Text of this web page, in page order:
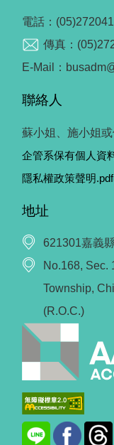
電話：
傳真：
E-Mail：
聯絡人
蘇小姐、施小姐
企管系保有個人資
隱私權政策聲明
地址
621301嘉義
No.168, Sec.
Township,
(R.O.C.)